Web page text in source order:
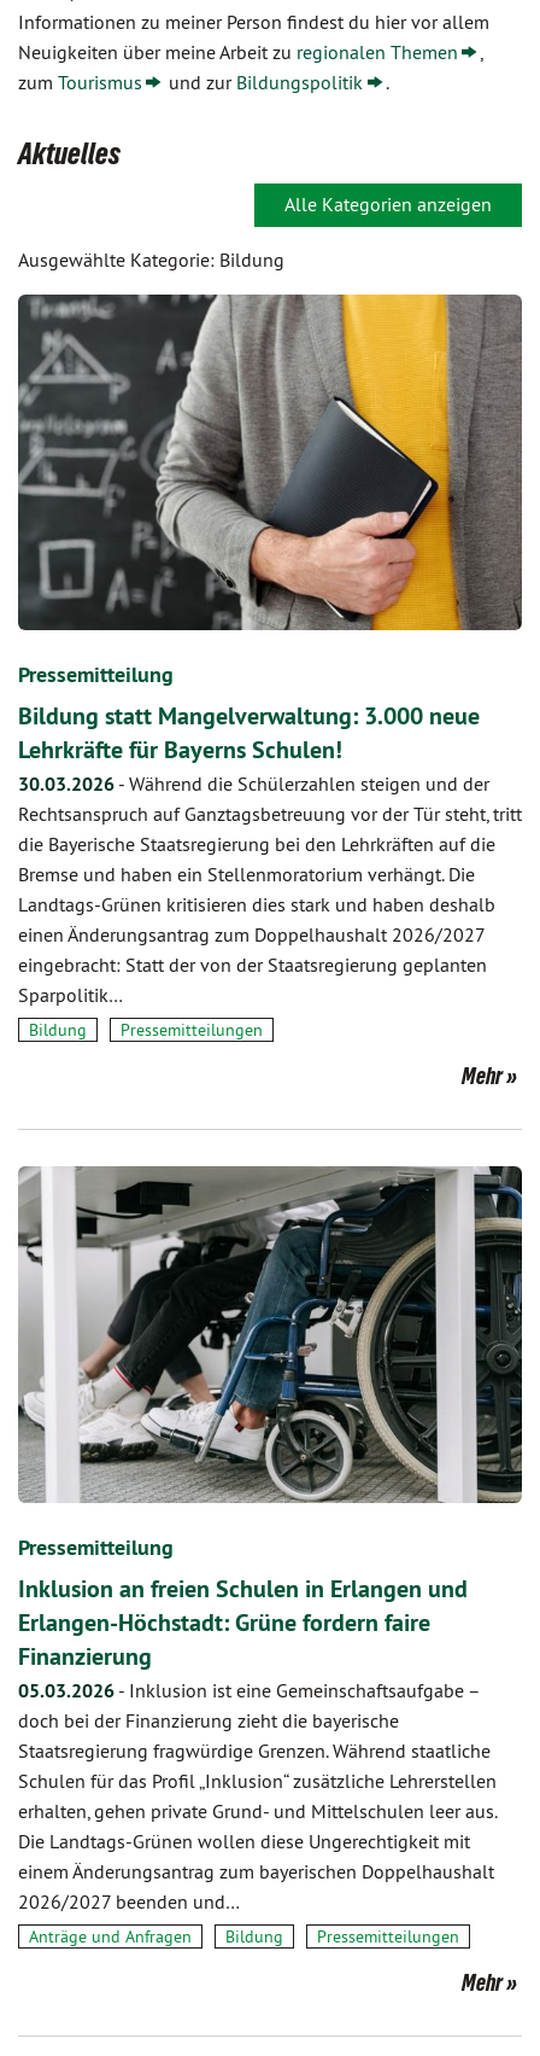
Informationen zu meiner Person findest du hier vor allem
Neuigkeiten über meine Arbeit zu regionalen Themen
zum Tourismus und zur Bildungspolitik .
Aktuelles
Alle Kategorien anzeigen
Ausgewählte Kategorie: Bildung
Pressemitteilung
Bildung statt Mangelverwaltung: 3.000 neue
Lehrkräfte für Bayerns Schulen!
30.03.2026 - Während die Schülerzahlen steigen und der
Rechtsanspruch auf Ganztagsbetreuung vor der Tür steht, tritt
die Bayerische Staatsregierung bei den Lehrkräften auf die
Bremse und haben ein Stellenmoratorium verhängt. Die
Landtags-Grünen kritisieren dies stark und haben deshalb
einen Änderungsantrag zum Doppelhaushalt 2026/2027
eingebracht: Statt der von der Staatsregierung geplanten
Sparpolitik…
Bildung Pressemitteilungen
Mehr
Pressemitteilung
Inklusion an freien Schulen in Erlangen und
Erlangen-Höchstadt: Grüne fordern faire
Finanzierung
05.03.2026 - Inklusion ist eine Gemeinschaftsaufgabe –
doch bei der Finanzierung zieht die bayerische
Staatsregierung fragwürdige Grenzen. Während staatliche
Schulen für das Profil „Inklusion“ zusätzliche Lehrerstellen
erhalten, gehen private Grund- und Mittelschulen leer aus.
Die Landtags-Grünen wollen diese Ungerechtigkeit mit
einem Änderungsantrag zum bayerischen Doppelhaushalt
2026/2027 beenden und…
Anträge und Anfragen Bildung Pressemitteilungen
Mehr